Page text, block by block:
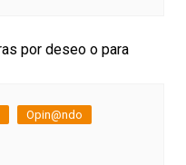
Opin@ndo